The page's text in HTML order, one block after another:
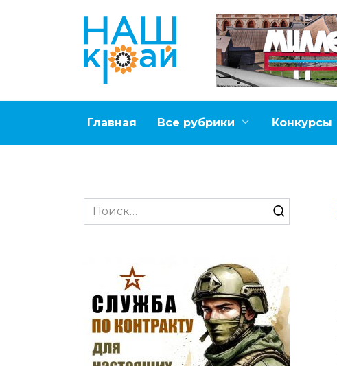
Главная Все рубрики Конкурсы
Search
for: